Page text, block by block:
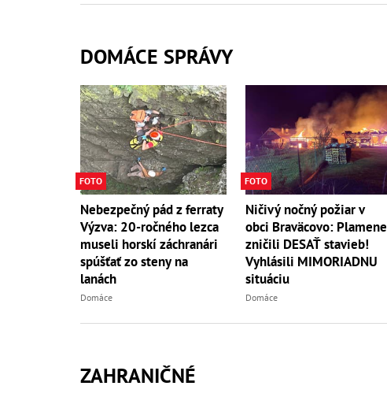
DOMÁCE SPRÁVY
FOTO
Nebezpečný pád z ferraty
Výzva: 20-ročného lezca
museli horskí záchranári
spúšťať zo steny na
lanách
Domáce
FOTO
Ničivý nočný požiar v
obci Braväcovo: Plamene
zničili DESAŤ stavieb!
Vyhlásili MIMORIADNU
situáciu
Domáce
ZAHRANIČNÉ